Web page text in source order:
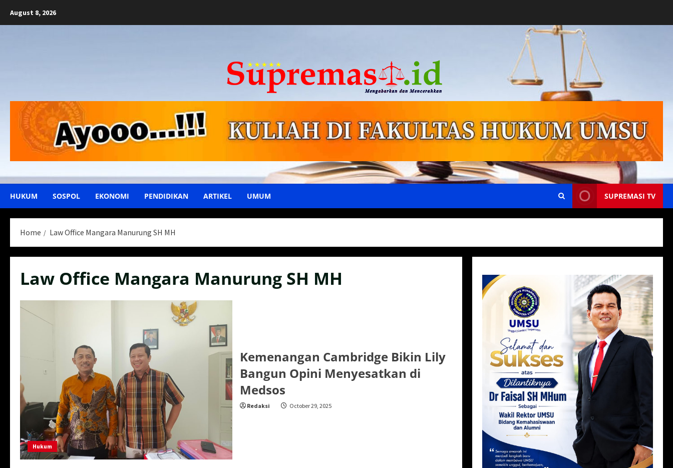
August 8, 2026
HUKUM SOSPOL EKONOMI PENDIDIKAN ARTIKEL UMUM SUPREMASI TV
Home Law Office Mangara Manurung SH MH
Law Office Mangara Manurung SH MH
Hukum
Kemenangan Cambridge Bikin Lily
Bangun Opini Menyesatkan di
Medsos
Redaksi October 29, 2025